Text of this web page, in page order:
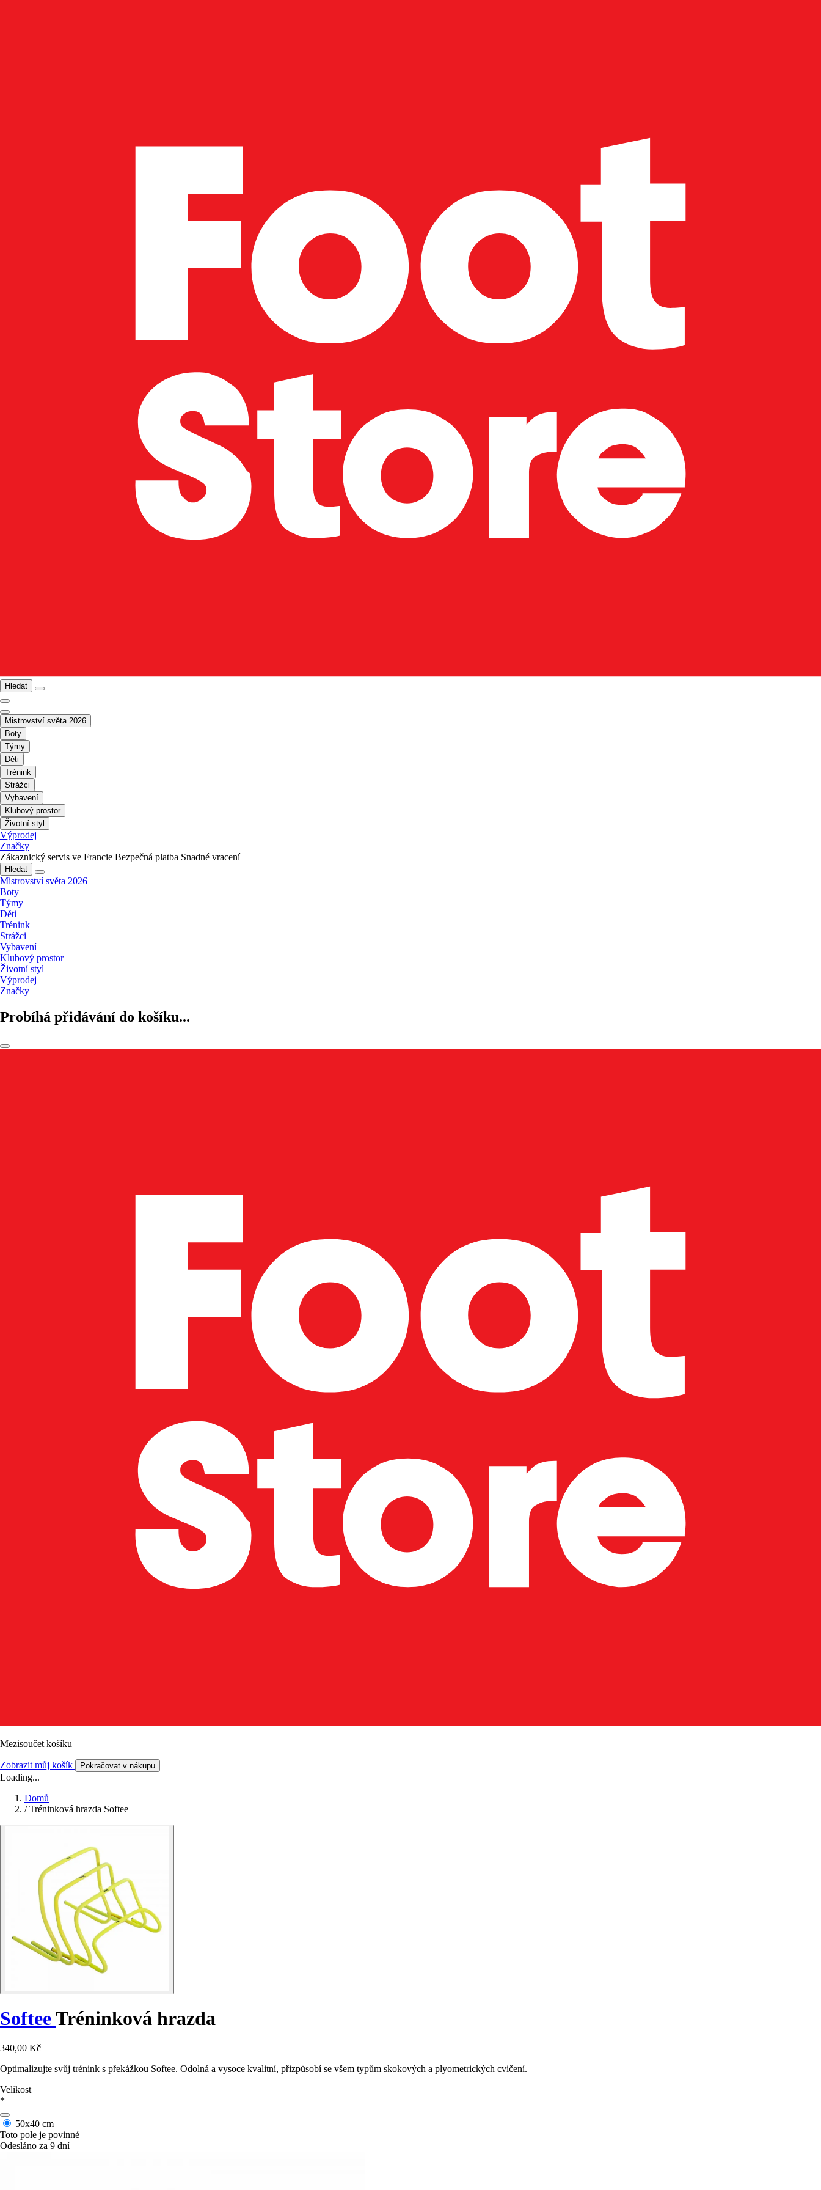
Hledat
Mistrovství světa 2026
Boty
Týmy
Děti
Trénink
Strážci
Vybavení
Klubový prostor
Životní styl
Výprodej
Značky
Zákaznický servis ve Francie Bezpečná platba Snadné vracení
Hledat
Mistrovství světa 2026
Boty
Týmy
Děti
Trénink
Strážci
Vybavení
Klubový prostor
Životní styl
Výprodej
Značky
Probíhá přidávání do košíku...
Mezisoučet košíku
Zobrazit můj košík Pokračovat v nákupu
Loading...
Domů
/ Tréninková hrazda Softee
SofteeTréninková hrazda
340,00 Kč
Optimalizujte svůj trénink s překážkou Softee. Odolná a vysoce kvalitní, přizpůsobí se všem typům skokových a plyometrických cvičení.
Velikost
*
50x40 cm
Toto pole je povinné
Odesláno za 9 dní